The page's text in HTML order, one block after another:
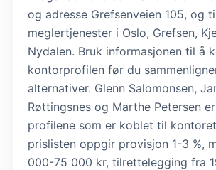
og adresse Grefsenveien 105, og
meglertjenester i Oslo, Grefsen,
Nydalen. Bruk informasjonen til å
kontorprofilen før du
alternativer. Glenn Salomonsen,
Røttingsnes og Marthe Petersen
profilene som er koblet til
prislisten oppgir provisjon 1-3 %,
000-75 000 kr, tilrettelegging fra